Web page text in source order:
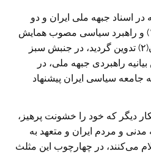
در اسناد جبهه ملی ایران و دو
سند منشور جمهوریخواهی(۱) و راهبرد سیاسی مصوب همایش
مؤسس اتحاد جمهوریخواهان(۲) تدوین گردید، در جنبش سبز
راهبردی جبهه ملی، در
سیاسی ایران پیشنهاد
دیگر که خود را خشونت پرهیز،
و مردم ایران و متعهد به
می‌کنند، در چهارچوب این مثلث